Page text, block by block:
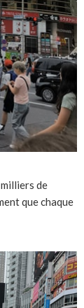
de
que chaque